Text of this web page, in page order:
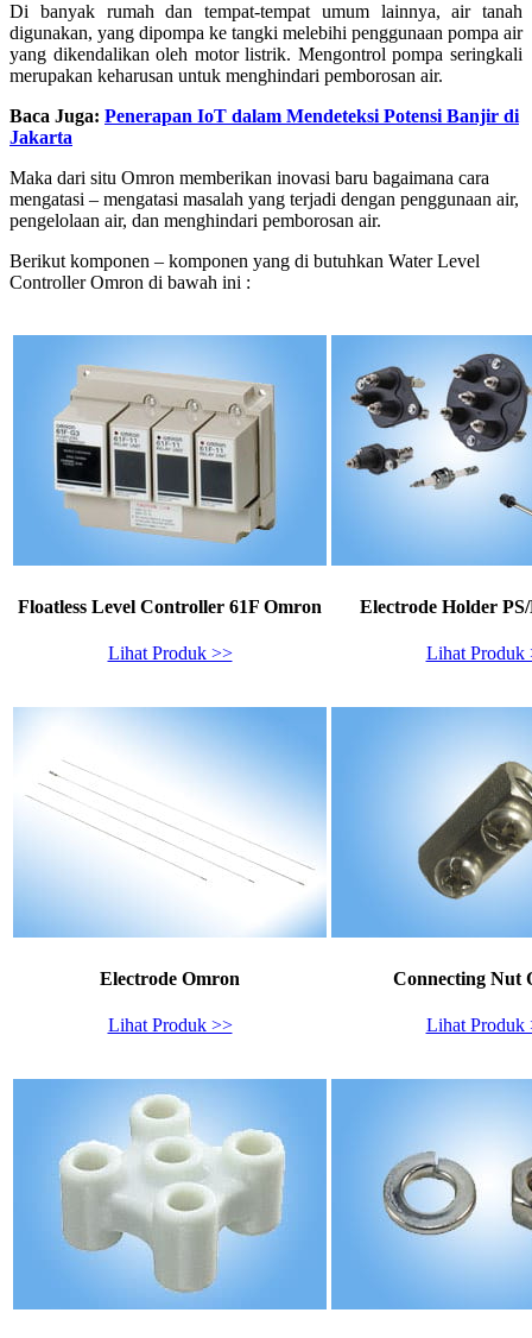
Di banyak rumah dan tempat-tempat umum lainnya, air tanah
digunakan, yang dipompa ke tangki melebihi penggunaan pompa air
yang dikendalikan oleh motor listrik. Mengontrol pompa seringkali
merupakan keharusan untuk menghindari pemborosan air.
Baca Juga: Penerapan IoT dalam Mendeteksi Potensi Banjir di
Jakarta
Maka dari situ Omron memberikan inovasi baru bagaimana cara
mengatasi – mengatasi masalah yang terjadi dengan penggunaan air,
pengelolaan air, dan menghindari pemborosan air.
Berikut komponen – komponen yang di butuhkan Water Level
Controller Omron di bawah ini :
Floatless Level Controller 61F Omron
Lihat Produk >>
Electrode Holder
Lihat Produk
Electrode Omron
Lihat Produk >>
Connecting Nut
Lihat Produk